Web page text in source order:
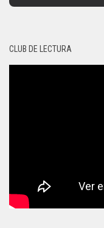
CLUB DE LECTURA